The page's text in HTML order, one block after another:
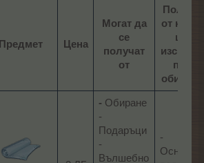
Предмет Цена
Могат да
се
получат
от
Полета,
от които
ще
изскачат
при
обиране
- Обиране
-
Подаръци
-
Вълшебно
-
Основно